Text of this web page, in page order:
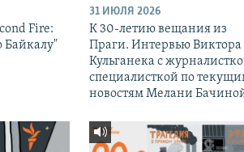
Fire:
Байкалу"
31 ИЮЛЯ 2026
К 30-летию вещания из
Праги. Интервью Виктора
Кульганека с
специалисткой по
новостям Мелани